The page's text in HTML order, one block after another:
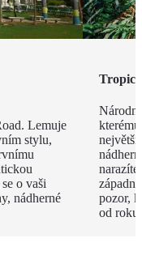
Lemuje
stylu,
o vaši
nádherné
pozor,
od roku